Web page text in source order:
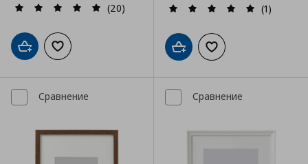
(20)
Добави в кошницата
Добави към списъка с любими
(1)
Добави в кошницата
Добави към
Сравнение Сравнение